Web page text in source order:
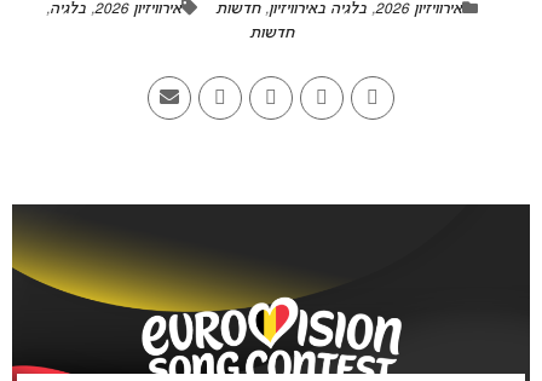
אירוויזיון 2026 ,בלגיה באירוויזיון,חדשות אירוויזיון 2026 ,בלגיה,
חדשות